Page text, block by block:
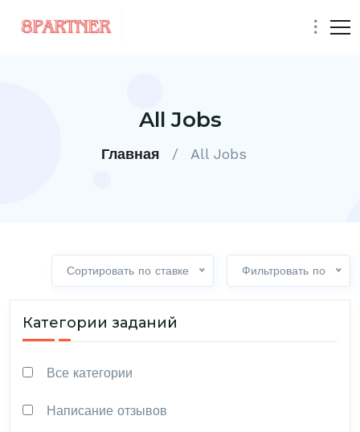
All Jobs
Главная / All Jobs
Сортировать по ставке Фильтровать по
Категории заданий
Все категории
Написание отзывов